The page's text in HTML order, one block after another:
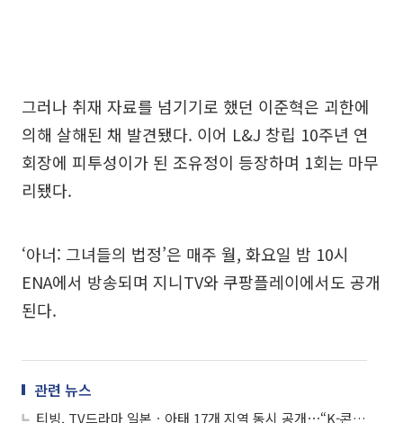
그러나 취재 자료를 넘기기로 했던 이준혁은 괴한에
의해 살해된 채 발견됐다. 이어 L&J 창립 10주년 연
회장에 피투성이가 된 조유정이 등장하며 1회는 마무
리됐다.
‘아너: 그녀들의 법정’은 매주 월, 화요일 밤 10시
ENA에서 방송되며 지니TV와 쿠팡플레이에서도 공개
된다.
관련 뉴스
티빙, TV드라마 일본ㆍ아태 17개 지역 동시 공개⋯“K-콘텐츠 허브 역할 강화”